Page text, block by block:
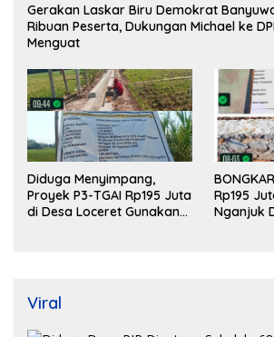
Gerakan Laskar Biru Demokrat
Ribuan Peserta, Dukungan Michael ke
Menguat
Diduga Menyimpang,
Proyek P3-TGAI Rp195 Juta
di Desa Loceret Gunakan
Rp195
Nganjuk
Viral